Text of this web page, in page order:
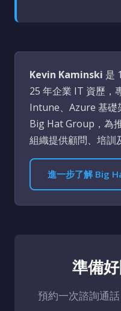
Kevin Kaminski 是
25 年企業 IT 資歷，
Intune、Azure 基礎
Big Hat Group，為
組織提供顧問、培訓
進一步了解 Big
準備
預約一次諮詢通